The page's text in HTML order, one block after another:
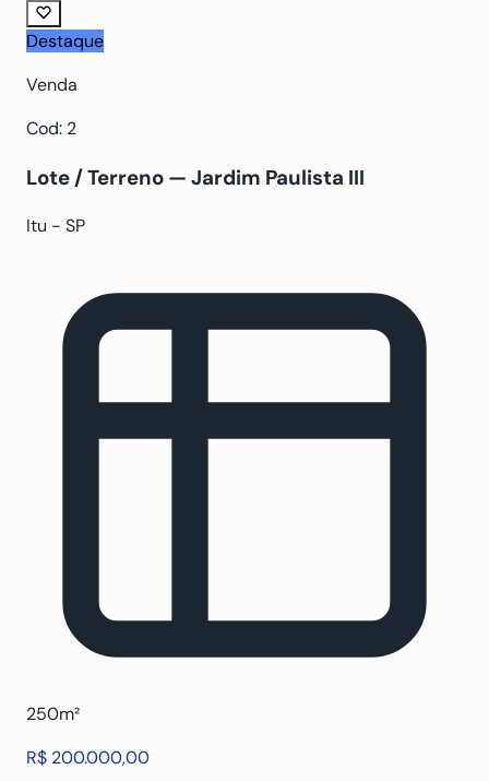
Destaque
Venda
Cod: 2
Lote / Terreno — Jardim Paulista III
Itu - SP
250m²
R$ 200.000,00